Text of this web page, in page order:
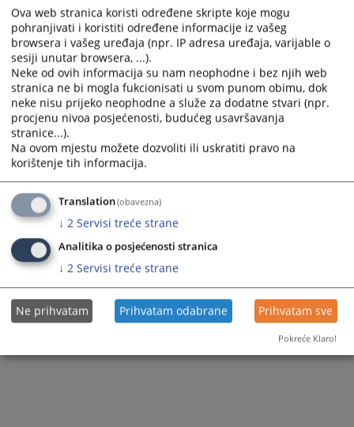
Ova web stranica koristi određene skripte koje mogu
pohranjivati i koristiti određene informacije iz vašeg
browsera i vašeg uređaja (npr. IP adresa uređaja, varijable o
sesiji unutar browsera, ...).
Neke od ovih informacija su nam neophodne i bez njih web
stranica ne bi mogla fukcionisati u svom punom obimu, dok
neke nisu prijeko neophodne a služe za dodatne stvari (npr.
procjenu nivoa posjećenosti, budućeg usavršavanja
stranice...).
Na ovom mjestu možete dozvoliti ili uskratiti pravo na
korištenje tih informacija.
Translation(obavezna)
↓ 2 Servisi treće strane
Analitika o posjećenosti stranica
↓ 2 Servisi treće strane
Ne prihvatam Prihvatam odabrane Prihvatam sve
Pokreće Klaro!